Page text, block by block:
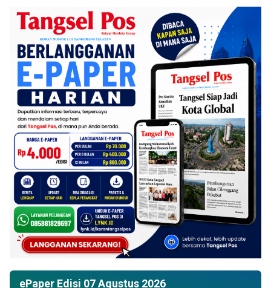
ePaper Edisi 07 Agustus 2026